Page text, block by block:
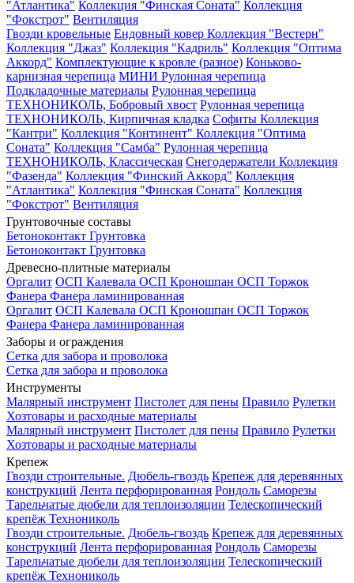
"Атлантика" Коллекция "Финская Соната" Коллекция
"Фокстрот" Вентиляция
Гвозди кровельные Ендовный ковер Коллекция "Вестерн"
Коллекция "Джаз" Коллекция "Кадриль" Коллекция "Оптима
Аккорд" Комплектующие к кровле (разное) Коньково-
карнизная черепица МИНИ Рулонная черепица
Подкладочные материалы Рулонная черепица
ТЕХНОНИКОЛЬ, Бобровый хвост Рулонная черепица
ТЕХНОНИКОЛЬ, Кирпичная кладка Софиты Коллекция
"Кантри" Коллекция "Континент" Коллекция "Оптима
Соната" Коллекция "Самба" Рулонная черепица
ТЕХНОНИКОЛЬ, Классическая Снегодержатели Коллекция
"Фазенда" Коллекция "Финский Аккорд" Коллекция
"Атлантика" Коллекция "Финская Соната" Коллекция
"Фокстрот" Вентиляция
Грунтовочные составы
Бетоноконтакт Грунтовка
Бетоноконтакт Грунтовка
Древесно-плитные материалы
Оргалит ОСП Калевала ОСП Кроношпан ОСП Торжок
Фанера Фанера ламинированная
Оргалит ОСП Калевала ОСП Кроношпан ОСП Торжок
Фанера Фанера ламинированная
Заборы и ограждения
Сетка для забора и проволока
Сетка для забора и проволока
Инструменты
Малярный инструмент Пистолет для пены Правило Рулетки
Хозтовары и расходные материалы
Малярный инструмент Пистолет для пены Правило Рулетки
Хозтовары и расходные материалы
Крепеж
Гвозди строительные. Дюбель-гвоздь Крепеж для деревянных
конструкций Лента перфорированная Рондоль Саморезы
Тарельчатые дюбели для теплоизоляции Телескопический
крепёж Технониколь
Гвозди строительные. Дюбель-гвоздь Крепеж для деревянных
конструкций Лента перфорированная Рондоль Саморезы
Тарельчатые дюбели для теплоизоляции Телескопический
крепёж Технониколь